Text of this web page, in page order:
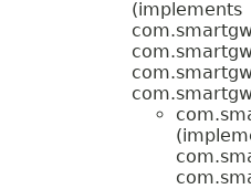
(implements